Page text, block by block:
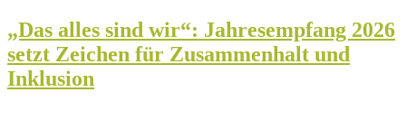
„Das alles sind wir“: Jahresempfang 2026
setzt Zeichen für Zusammenhalt und
Inklusion